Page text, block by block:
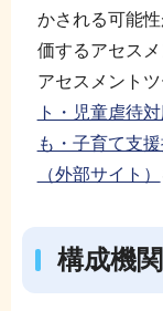
かされる可能
価するアセスメ
アセスメント
ト・児童虐待
も・子育て支
（外部サイト）
構成機